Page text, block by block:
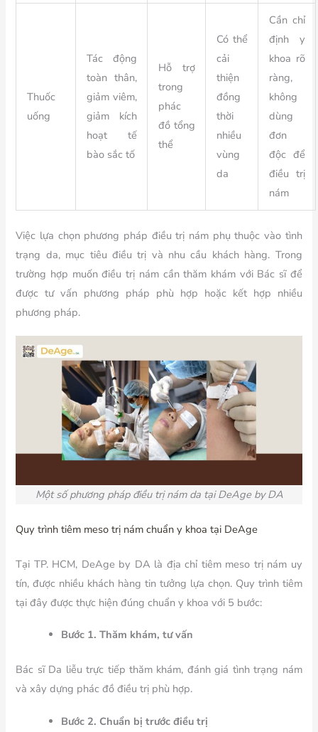
Thuốc
uống
Tác động
toàn thân,
giảm viêm,
giảm kích
hoạt tế
bào sắc tố
Hỗ trợ
trong
phác
đồ tổng
thể
Có thể
cải
thiện
đồng
thời
nhiều
vùng
da
Cần chỉ
định y
khoa rõ
ràng,
không
dùng
đơn
độc để
điều trị
nám
Việc lựa chọn phương pháp điều trị nám phụ thuộc vào tình
trạng da, mục tiêu điều trị và nhu cầu khách hàng. Trong
trường hợp muốn điều trị nám cần thăm khám với Bác sĩ để
được tư vấn phương pháp phù hợp hoặc kết hợp nhiều
phương pháp.
Một số phương pháp điều trị nám da tại DeAge by DA
Quy trình tiêm meso trị nám chuẩn y khoa tại DeAge
Tại TP. HCM, DeAge by DA là địa chỉ tiêm meso trị nám uy
tín, được nhiều khách hàng tin tưởng lựa chọn. Quy trình tiêm
tại đây được thực hiện đúng chuẩn y khoa với 5 bước:
Bước 1. Thăm khám, tư vấn
Bác sĩ Da liễu trực tiếp thăm khám, đánh giá tình trạng nám
và xây dựng phác đồ điều trị phù hợp.
Bước 2. Chuẩn bị trước điều trị